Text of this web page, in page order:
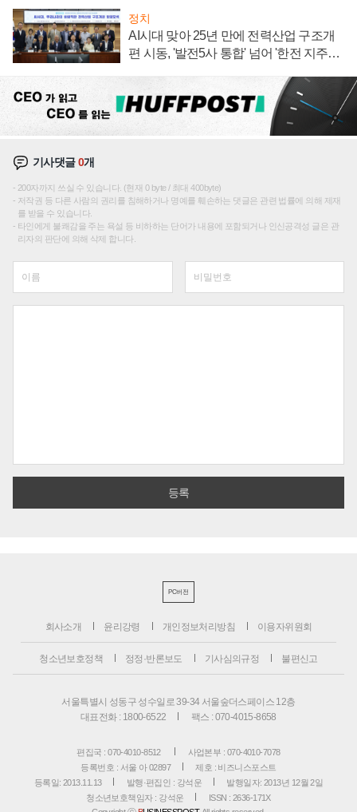
정치
AI시대 맞아 25년 만에 전력산업 구조개
편 시동, '발전5사 통합' 넘어 '한전 지주사'
기사댓글0개
200자까지 쓰실 수 있습니다. (현재 0 byte / 최대 400byte)
저작권 등 다른 사람의 권리를 침해하거나 명예를 훼손하는 댓글은 관련 법률에 의해 제재
를 받을 수 있습니다.
타인에게 불쾌감을 주는 욕설 등 비하하는 단어가 내용에 포함되거나 인신공격성 글은 관
리자의 판단에 의해 삭제 합니다.
PC버전
회사소개 윤리강령 개인정보처리방침 이용자위원회
청소년보호정책 정정·반론보도 기사심의규정 불편신고
서울특별시 성동구 성수일로 39-34 서울숲더스페이스 12층
대표전화 : 1800-6522
팩스 : 070-4015-8658
편집국 : 070-4010-8512
사업본부 : 070-4010-7078
등록번호 : 서울 아 02897
제호 : 비즈니스포스트
등록일: 2013.11.13
발행·편집인 : 강석운
발행일자: 2013년 12월 2일
청소년보호책임자 : 강석운
ISSN : 2636-171X